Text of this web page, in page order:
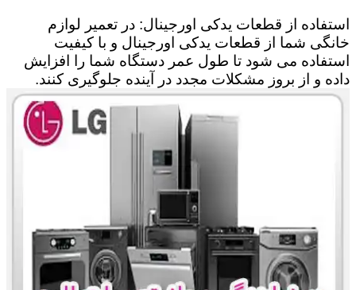
استفاده از قطعات یدکی اورجینال: در تعمیر لوازم
خانگی شما از قطعات یدکی اورجینال و با کیفیت
استفاده می شود تا طول عمر دستگاه شما را افزایش
داده و از بروز مشکلات مجدد در آینده جلوگیری کنند.